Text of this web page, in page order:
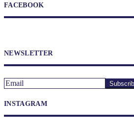
FACEBOOK
NEWSLETTER
INSTAGRAM